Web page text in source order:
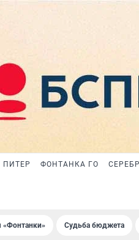
ФОНТАНКА ГО
«Фонтанки» Судьба бюджета